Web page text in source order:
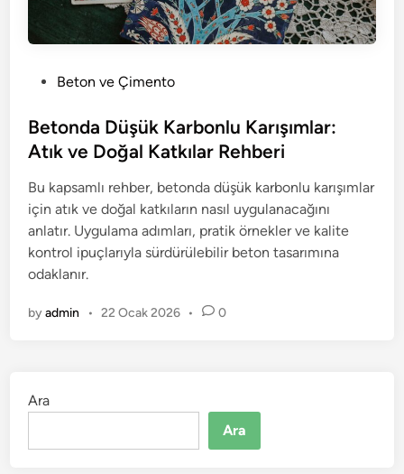
s
t
d
i
n
Beton ve Çimento
Betonda Düşük Karbonlu Karışımlar:
Atık ve Doğal Katkılar Rehberi
Bu kapsamlı rehber, betonda düşük karbonlu karışımlar
için atık ve doğal katkıların nasıl uygulanacağını
anlatır. Uygulama adımları, pratik örnekler ve kalite
kontrol ipuçlarıyla sürdürülebilir beton tasarımına
odaklanır.
byadmin • 22 Ocak 2026 • 0
Ara
Ara